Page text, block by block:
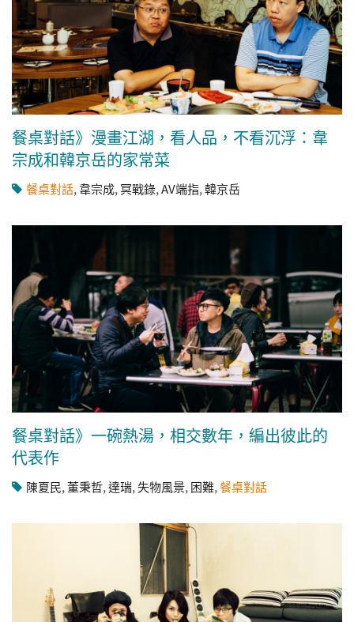
餐桌對話》漫畫江湖，看人品，不看沉浮：韋
宗成和韓京岳的家常菜
餐桌對話,韋宗成,冥戰錄,AV端指,韓京岳
餐桌對話》一碗熱湯，相交數年，編出彼此的
代表作
陳夏民, 董秉哲,達瑞,失物風景, 困難,餐桌對話